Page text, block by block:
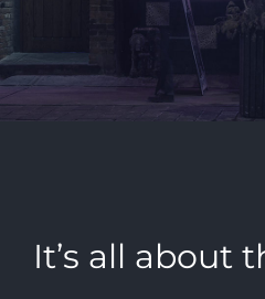
It’s all about